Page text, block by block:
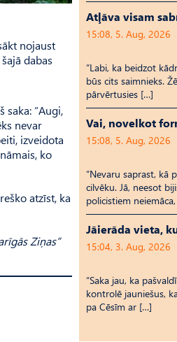
nojaust
dabas
saka: “Augi,
nevar
izveidota
ko
atzīst, ka
Ziņas”
Atļāva visam
15:08, 5. Aug, 2026
“Labi, ka beidzot
būs cits saimnieks.
pārvērtusies […]
Vai, novelkot
15:08, 5. Aug, 2026
“Nevaru saprast, kā
cilvēku. Jā, neesot
policistiem
Jāierāda vieta,
15:04, 3. Aug, 2026
“Saka jau, ka
kontrolē jauniešus,
pa Cēsīm ar […]